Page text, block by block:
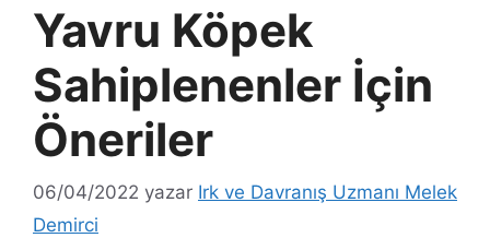
Yavru Köpek
Sahiplenenler İçin
Öneriler
06/04/2022 yazar Irk ve Davranış Uzmanı Melek
Demirci